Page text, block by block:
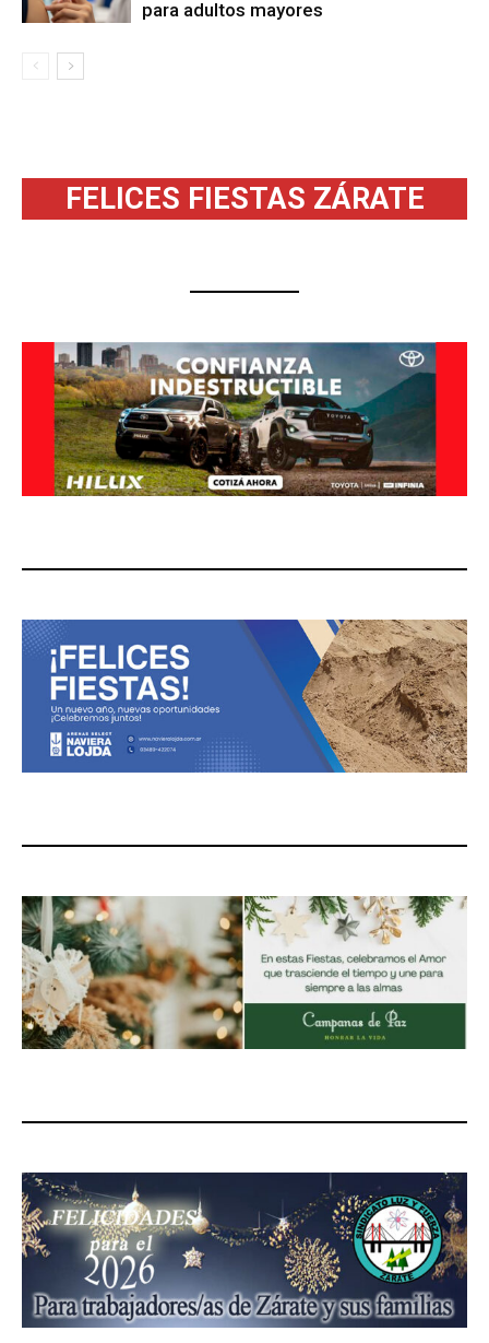
para adultos mayores
FELICES FIESTAS ZÁRATE